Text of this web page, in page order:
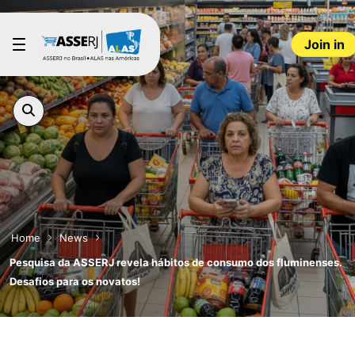
Skip to Main Content
Join in
Home
News
Pesquisa da ASSERJ revela hábitos de consumo dos fluminenses.
Desafios para os novatos!